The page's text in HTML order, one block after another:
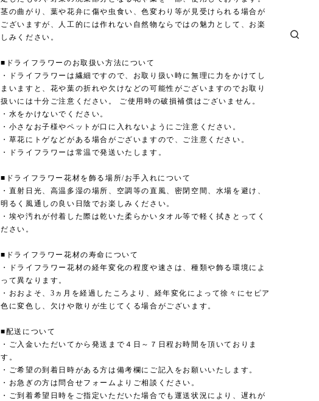
茎の曲がり、葉や花弁に傷や虫食い、色変わり等が見受けられる場合が
ございますが、人工的には作れない自然物ならではの魅力として、お楽
しみください。
■ドライフラワーのお取扱い方法について
・ドライフラワーは繊細ですので、お取り扱い時に無理に力をかけてし
まいますと、花や葉の折れや欠けなどの可能性がございますのでお取り
扱いには十分ご注意ください。 ご使用時の破損補償はございません。
・水をかけないでください。
・小さなお子様やペットが口に入れないようにご注意ください。
・草花にトゲなどがある場合がございますので、ご注意ください。
・ドライフラワーは常温で発送いたします。
■ドライフラワー花材を飾る場所/お手入れについて
・直射日光、高温多湿の場所、空調等の直風、密閉空間、水場を避け、
明るく風通しの良い日陰でお楽しみください。
・埃や汚れが付着した際は乾いた柔らかいタオル等で軽く拭きとってく
ださい。
■ドライフラワー花材の寿命について
・ドライフラワー花材の経年変化の程度や速さは、種類や飾る環境によ
って異なります。
・おおよそ、3ヵ月を経過したころより、経年変化によって徐々にセピア
色に変色し、欠けや散りが生じてくる場合がございます。
■配送について
・ご入金いただいてから発送まで４日～７日程お時間を頂いておりま
す。
・ご希望の到着日時がある方は備考欄にご記入をお願いいたします。
・お急ぎの方は問合せフォームよりご相談ください。
・ご到着希望日時をご指定いただいた場合でも運送状況により、遅れが